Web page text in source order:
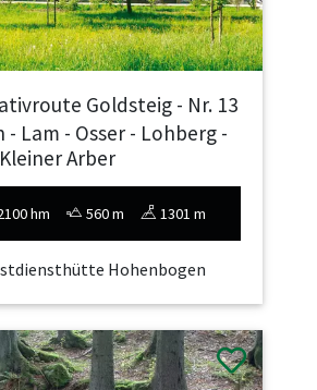
Goldsteig - Nr. 13
Lam - Osser - Lohberg -
Kleiner Arber
hm 560 m 1301 m
Hohenbogen